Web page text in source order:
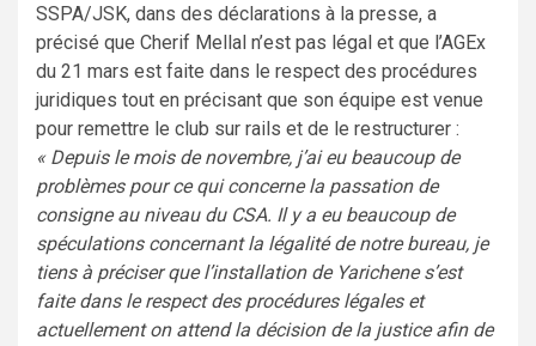
SSPA/JSK, dans des déclarations à la presse, a
précisé que Cherif Mellal n’est pas légal et que l’AGEx
du 21 mars est faite dans le respect des procédures
juridiques tout en précisant que son équipe est venue
pour remettre le club sur rails et de le restructurer :
« Depuis le mois de novembre, j’ai eu beaucoup de
problèmes pour ce qui concerne la passation de
consigne au niveau du CSA. Il y a eu beaucoup de
spéculations concernant la légalité de notre bureau, je
tiens à préciser que l’installation de Yarichene s’est
faite dans le respect des procédures légales et
actuellement on attend la décision de la justice afin de